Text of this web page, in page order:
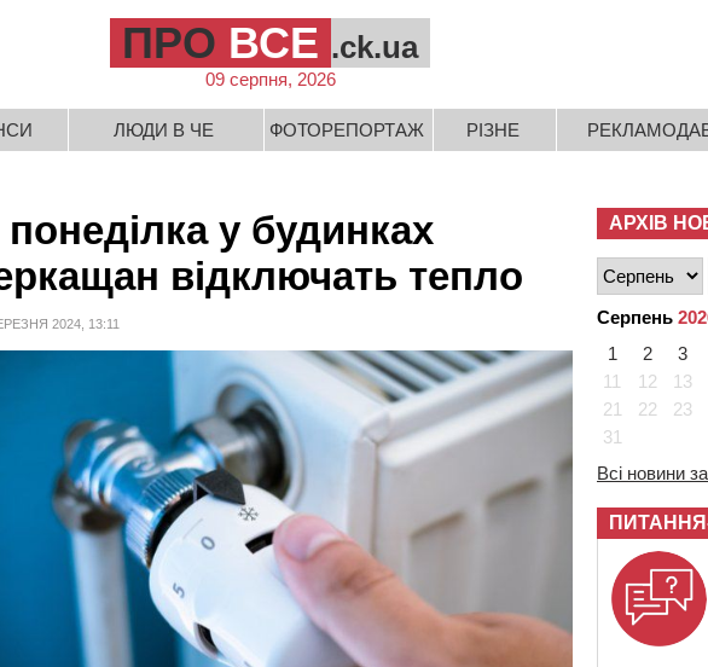
ПРО ВСЕ .ck.ua
09 серпня, 2026
ЛЮДИ В ЧЕ ФОТОРЕПОРТАЖ РІЗНЕ
понеділка у будинках
відключать тепло
2024, 13:11
АРХІВ
Серпень
1
2 3
11
12 13
21
22 23
31
Всі новини